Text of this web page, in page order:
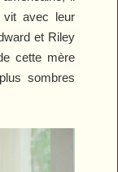
avec leur
et Riley
cette mère
sombres